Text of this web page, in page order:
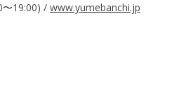
〜19:00) / www.yumebanchi.jp